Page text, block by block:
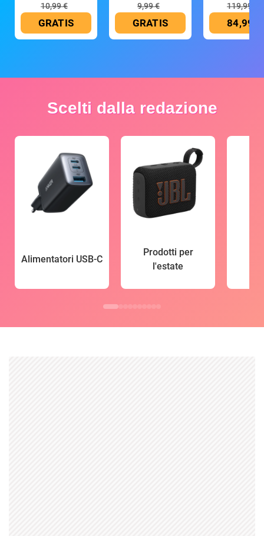
10,99 €
GRATIS
9,99 €
GRATIS
119,99 €
84,99 €
Scelti dalla redazione
Alimentatori USB-C
Prodotti per
l'estate